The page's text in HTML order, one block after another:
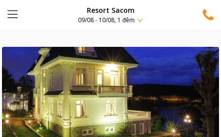
Resort Sacom
09/08 - 10/08, 1 đêm